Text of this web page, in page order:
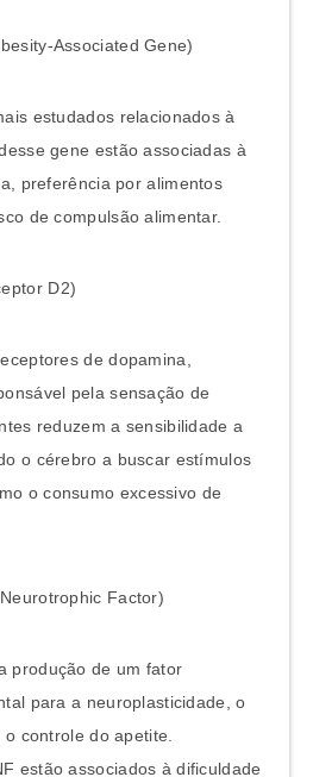
Associated Gene)
estudados relacionados à
gene estão associadas à
preferência por alimentos
de compulsão alimentar.
D2)
de dopamina,
pela sensação de
reduzem a sensibilidade a
o cérebro a buscar estímulos
o consumo excessivo de
Factor)
produção de um fator
para a neuroplasticidade, o
controle do apetite.
estão associados à dificuldade